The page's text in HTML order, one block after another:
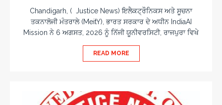
Chandigarh, ( Justice News) ਇਲੈਕਟ੍ਰੌਨਿਕਸ ਅਤੇ ਸੂਚਨਾ
ਤਕਨਾਲੋਜੀ ਮੰਤਰਾਲੇ (MeitY), ਭਾਰਤ ਸਰਕਾਰ ਦੇ ਅਧੀਨ IndiaAI
Mission ਨੇ 6 ਅਗਸਤ, 2026 ਨੂੰ ਨਿੱਜੀ ਯੂਨੀਵਰਸਿਟੀ, ਰਾਜਪੁਰਾ ਵਿਖੇ
READ MORE